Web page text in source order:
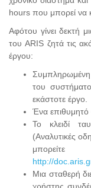
hours που μπορεί να
Αφότου γίνει δεκτή
του ARIS ζητά τις
έργου:
του
εκάστοτε έργο.
Ένα επιθυμητό
Το κλειδί
(Αναλυτικές
http://
Μια σταθερή
χρήστης